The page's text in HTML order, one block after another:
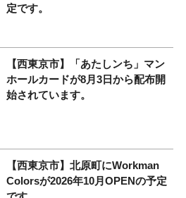
定です。
【西東京市】「あたしンち」マン
ホールカードが8月3日から配布開
始されています。
【西東京市】北原町にWorkman
Colorsが2026年10月OPENの予定